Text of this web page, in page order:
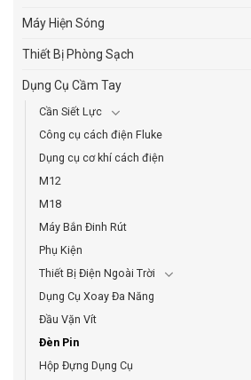
Máy Hiện Sóng
Thiết Bị Phòng Sạch
Dụng Cụ Cầm Tay
Cần Siết Lực
Công cụ cách điện Fluke
Dụng cụ cơ khí cách điện
M12
M18
Máy Bắn Đinh Rút
Phụ Kiện
Thiết Bị Điện Ngoài Trời
Dụng Cụ Xoay Đa Năng
Đầu Vặn Vít
Đèn Pin
Hộp Đựng Dụng Cụ